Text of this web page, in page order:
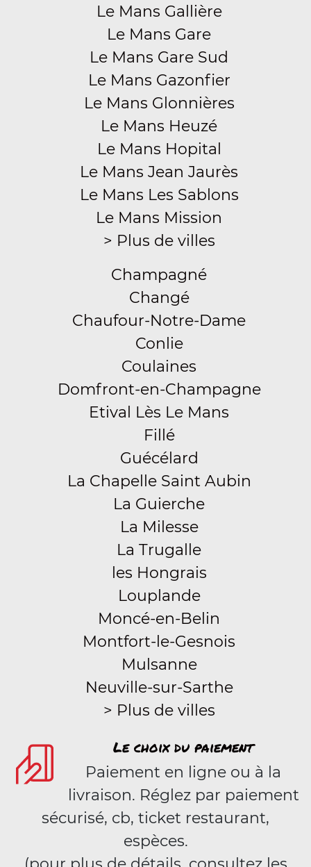
Le Mans Gallière
Le Mans Gare
Le Mans Gare Sud
Le Mans Gazonfier
Le Mans Glonnières
Le Mans Heuzé
Le Mans Hopital
Le Mans Jean Jaurès
Le Mans Les Sablons
Le Mans Mission
> Plus de villes
Champagné
Changé
Chaufour-Notre-Dame
Conlie
Coulaines
Domfront-en-Champagne
Etival Lès Le Mans
Fillé
Guécélard
La Chapelle Saint Aubin
La Guierche
La Milesse
La Trugalle
les Hongrais
Louplande
Moncé-en-Belin
Montfort-le-Gesnois
Mulsanne
Neuville-sur-Sarthe
> Plus de villes
Le choix du paiement
Paiement en ligne ou à la
livraison. Réglez par paiement
sécurisé, cb, ticket restaurant,
espèces.